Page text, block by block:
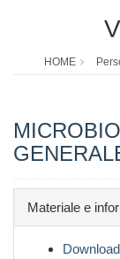
HOME
Materiale e